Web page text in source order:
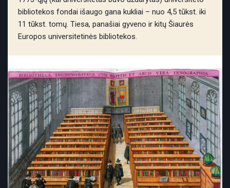
bibliotekos fondai išaugo gana kukliai – nuo 4,5 tūkst. iki
11 tūkst. tomų. Tiesa, panašiai gyveno ir kitų Šiaurės
Europos universitetinės bibliotekos.